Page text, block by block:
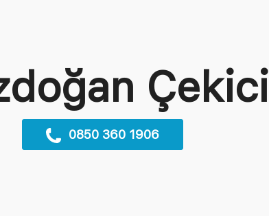
Çekici
0850 360 1906